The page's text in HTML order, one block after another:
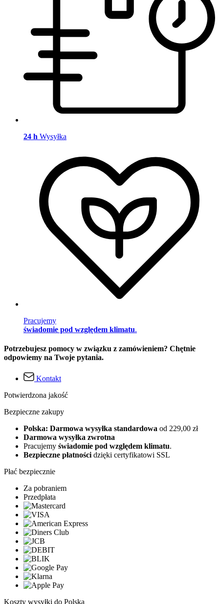
24 h Wysyłka
Pracujemy
świadomie pod względem klimatu.
Potrzebujesz pomocy w związku z zamówieniem? Chętnie
odpowiemy na Twoje pytania.
Kontakt
Potwierdzona jakość
Bezpieczne zakupy
Polska: Darmowa wysyłka standardowa od 229,00 zł
Darmowa wysyłka zwrotna
Pracujemy świadomie pod względem klimatu.
Bezpieczne płatności dzięki certyfikatowi SSL
Płać bezpiecznie
Za pobraniem
Przedpłata
Koszty wysyłki do Polska